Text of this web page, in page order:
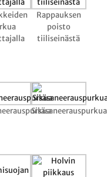
Rappauksen
poisto
tiiliseinästä
Sisäsaneerauspurkua